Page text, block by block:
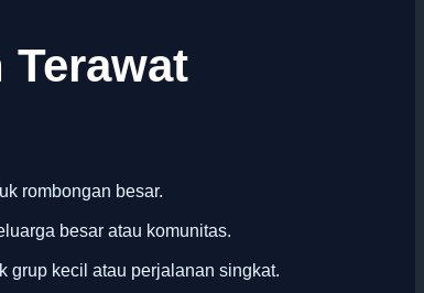
rombongan besar.
besar atau komunitas.
grup kecil atau perjalanan singkat.